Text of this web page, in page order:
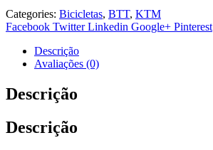
Categories: Bicicletas, BTT, KTM
Facebook Twitter Linkedin Google+ Pinterest
Descrição
Avaliações (0)
Descrição
Descrição